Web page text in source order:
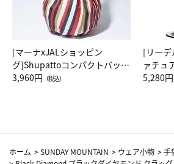
[マーナxJALショッピン
グ]Shupattoコンパクトバッグ
Drop JAL客室乗務員（LC）ス
3,960円 （税込）
[リーデ
ァチュ
ト（レ
5,280円
ホーム >SUNDAY MOUNTAIN > ウェア小物 >手